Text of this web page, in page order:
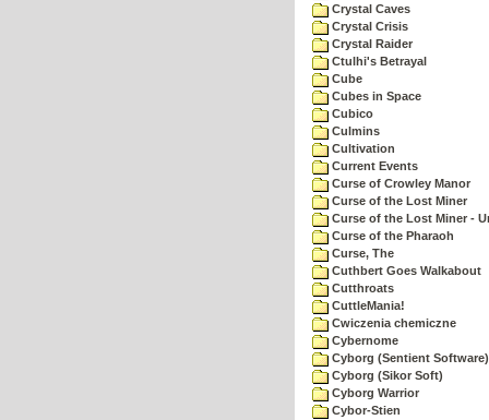
Crystal Caves
Crystal Crisis
Crystal Raider
Ctulhi's Betrayal
Cube
Cubes in Space
Cubico
Culmins
Cultivation
Current Events
Curse of Crowley Manor
Curse of the Lost Miner
Curse of the Lost Miner -
Curse of the Pharaoh
Curse, The
Cuthbert Goes Walkabout
Cutthroats
CuttleMania!
Cwiczenia chemiczne
Cybernome
Cyborg (Sentient Software)
Cyborg (Sikor Soft)
Cyborg Warrior
Cybor-Stien